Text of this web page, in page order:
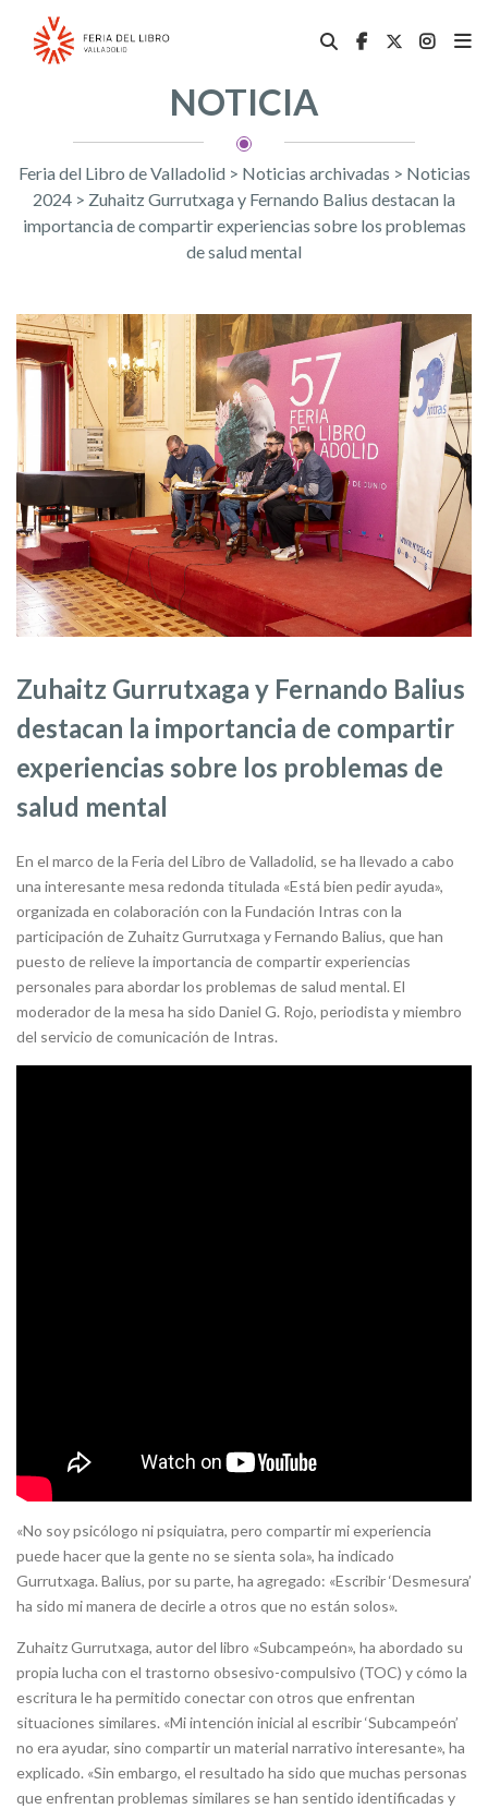
NOTICIA
Feria del Libro de Valladolid > Noticias archivadas > Noticias
2024 > Zuhaitz Gurrutxaga y Fernando Balius destacan la
importancia de compartir experiencias sobre los problemas
de salud mental
Zuhaitz Gurrutxaga y Fernando Balius
destacan la importancia de compartir
experiencias sobre los problemas de
salud mental
En el marco de la Feria del Libro de Valladolid, se ha llevado a cabo
una interesante mesa redonda titulada «Está bien pedir ayuda»,
organizada en colaboración con la Fundación Intras con la
participación de Zuhaitz Gurrutxaga y Fernando Balius, que han
puesto de relieve la importancia de compartir experiencias
personales para abordar los problemas de salud mental. El
moderador de la mesa ha sido Daniel G. Rojo, periodista y miembro
del servicio de comunicación de Intras.
«No soy psicólogo ni psiquiatra, pero compartir mi experiencia
puede hacer que la gente no se sienta sola», ha indicado
Gurrutxaga. Balius, por su parte, ha agregado: «Escribir ‘Desmesura’
ha sido mi manera de decirle a otros que no están solos».
Zuhaitz Gurrutxaga, autor del libro «Subcampeón», ha abordado su
propia lucha con el trastorno obsesivo-compulsivo (TOC) y cómo la
escritura le ha permitido conectar con otros que enfrentan
situaciones similares. «Mi intención inicial al escribir ‘Subcampeón’
no era ayudar, sino compartir un material narrativo interesante», ha
explicado. «Sin embargo, el resultado ha sido que muchas personas
que enfrentan problemas similares se han sentido identificadas y